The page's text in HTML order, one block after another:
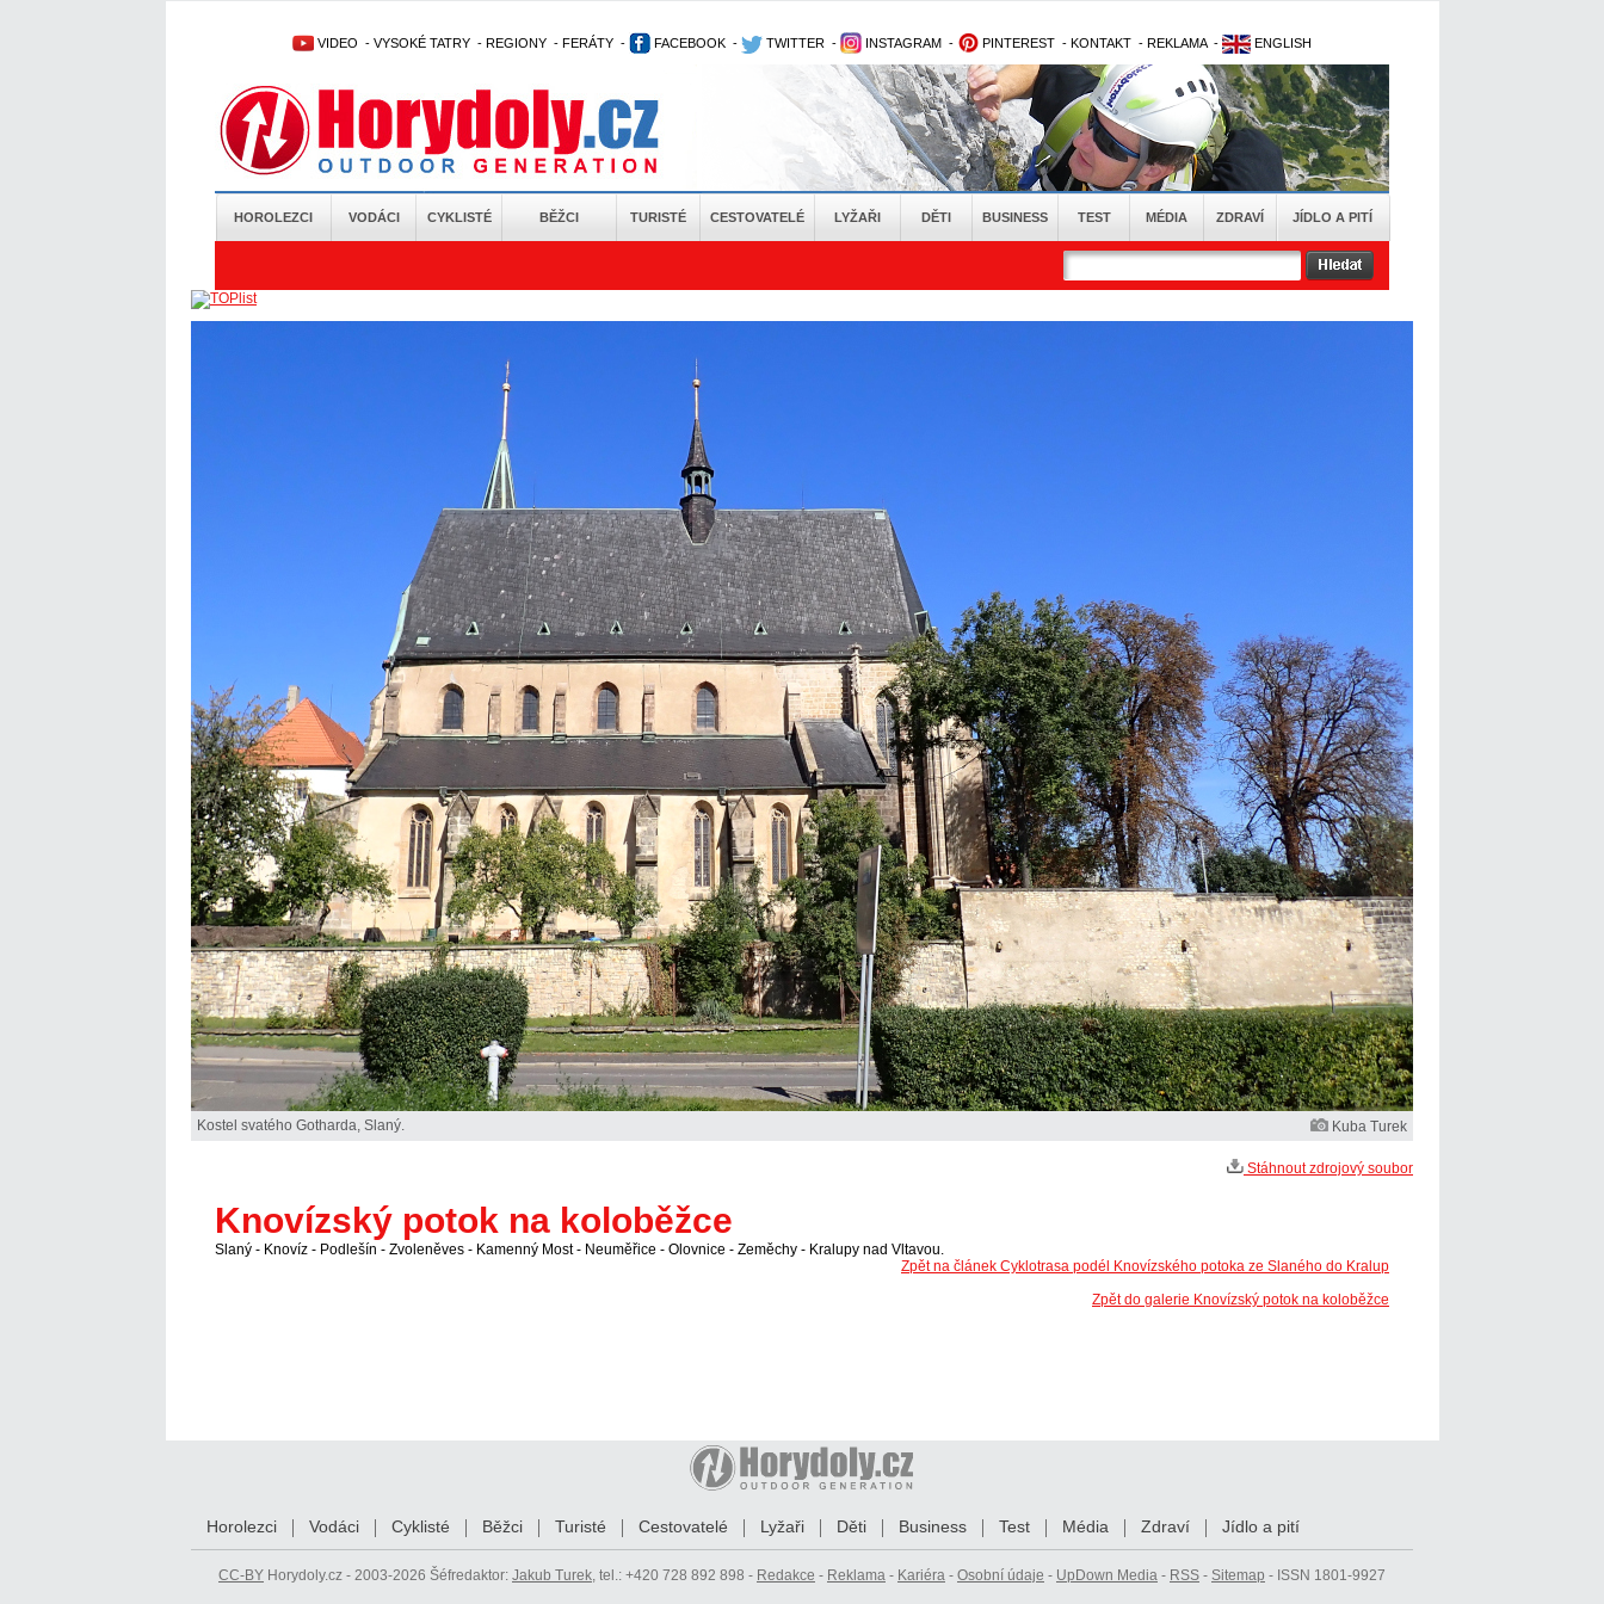
VIDEO - VYSOKÉ TATRY - REGIONY - FERÁTY - FACEBOOK - TWITTER - INSTAGRAM - PINTEREST - KONTAKT - REKLAMA - ENGLISH
HOROLEZCI VODÁCI CYKLISTÉ BĚŽCI TURISTÉ CESTOVATELÉ LYŽAŘI DĚTI BUSINESS TEST MÉDIA ZDRAVÍ JÍDLO A PITÍ
Kostel svatého Gotharda, Slaný. Kuba Turek
Stáhnout zdrojový soubor
Knovízský potok na koloběžce
Slaný - Knovíz - Podlešín - Zvoleněves - Kamenný Most - Neuměřice - Olovnice - Zeměchy - Kralupy nad Vltavou.
Zpět na článek Cyklotrasa podél Knovízského potoka ze Slaného do Kralup
Zpět do galerie Knovízský potok na koloběžce
Horolezci Vodáci Cyklisté Běžci Turisté Cestovatelé Lyžaři Děti Business Test Média Zdraví Jídlo a pití
CC-BY Horydoly.cz - 2003-2026 Šéfredaktor: Jakub Turek, tel.: +420 728 892 898 - Redakce - Reklama - Kariéra - Osobní údaje - UpDown Media - RSS - Sitemap - ISSN 1801-9927